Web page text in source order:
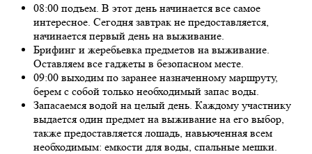
08:00 подъем. В этот день начинается все самое
интересное. Сегодня завтрак не предоставляется,
начинается первый день на выживание.
Брифинг и жеребьевка предметов на выживание.
Оставляем все гаджеты в безопасном месте.
09:00 выходим по заранее назначенному маршруту,
берем с собой только необходимый запас воды.
Запасаемся водой на целый день. Каждому участнику
выдается один предмет на выживание на его выбор,
также предоставляется лошадь, навьюченная всем
необходимым: емкости для воды, спальные мешки.